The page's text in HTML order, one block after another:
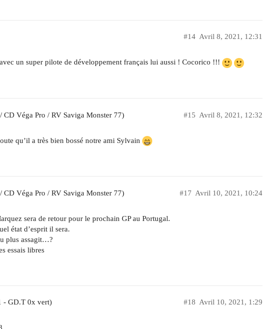
Avril 8, 2021, 12:31
#14
un super pilote de développement français lui aussi ! Cocorico !!!
CD Véga Pro / RV Saviga Monster 77) Avril 8, 2021, 12:32
#15
qu’il a très bien bossé notre ami Sylvain
CD Véga Pro / RV Saviga Monster 77) Avril 10, 2021, 10:24
#17
sera de retour pour le prochain GP au Portugal.
état d’esprit il sera.
plus assagit…?
essais libres
- GD.T 0x vert) Avril 10, 2021, 1:29
#18